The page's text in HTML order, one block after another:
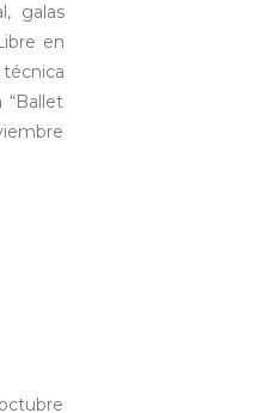
galas
en